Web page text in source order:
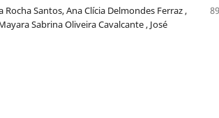
Santos, Ana Clícia Delmondes Ferraz ,
Sabrina Oliveira Cavalcante , José